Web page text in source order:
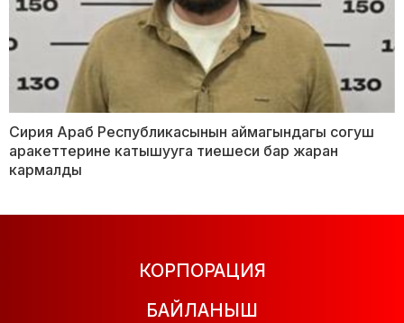
Сирия Араб Республикасынын аймагындагы согуш
аракеттерине катышууга тиешеси бар жаран
кармалды
КОРПОРАЦИЯ
БАЙЛАНЫШ